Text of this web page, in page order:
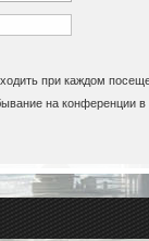
при каждом
на конференции в